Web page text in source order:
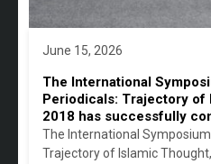
June 15, 2026
The International
Periodicals: Trajectory of
2018 has successfully
The International
Trajectory of Islamic